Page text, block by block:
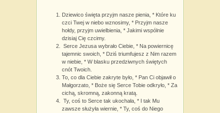
Dziewico święta przyjm nasze pienia, * Które ku
czci Twej w niebo wznosimy, * Przyjm nasze
hołdy, przyjm uwielbienia, * Jakimi wspólnie
dzisiaj Cię czcimy.
Serce Jezusa wybrało Ciebie, * Na powiernicę
tajemnic swoich, * Dziś triumfujesz z Nim razem
w niebie, * W blasku przedziwnych świętych
cnót Twoich.
To, co dla Ciebie zakryte było, * Pan Ci objawił o
Małgorzato, * Boże się Serce Tobie odkryło, * Za
cichą, skromną, zakonną kratą.
Ty, coś to Serce tak ukochała, * I tak Mu
zawsze służyła wiernie, * Ty, coś do Niego